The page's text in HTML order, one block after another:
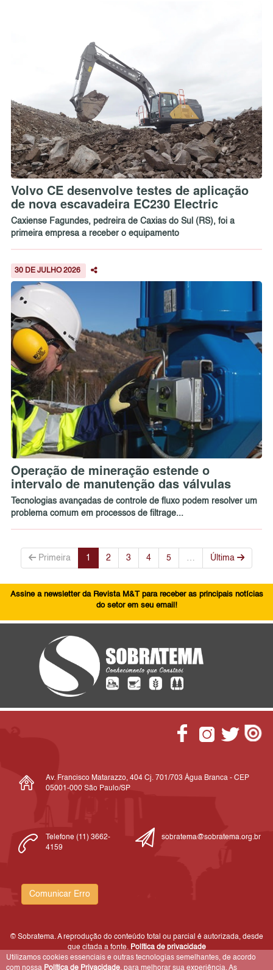
Volvo CE desenvolve testes de aplicação
de nova escavadeira EC230 Electric
Caxiense Fagundes, pedreira de Caxias do Sul (RS), foi a
primeira empresa a receber o equipamento
30 DE JULHO 2026
Operação de mineração estende o
intervalo de manutenção das válvulas
Tecnologias avançadas de controle de fluxo podem resolver um
problema comum em processos de filtrage...
Primeira 1 2 3 4 5 Última
Assine a newsletter da Revista M&T para receber as principais notícias
do setor em seu email!
Av. Francisco Matarazzo, 404 Cj. 701/703 Água Branca - CEP
05001-000 São Paulo/SP
Telefone (11) 3662-
4159
sobratema@sobratema.org.br
Comunicar Erro
© Sobratema. A reprodução do conteúdo total ou parcial é autorizada, desde
que citada a fonte. Política de privacidade
Utilizamos cookies essenciais e outras tecnologias semelhantes, de acordo
com nossa Política de Privacidade, para melhorar sua experiência. As